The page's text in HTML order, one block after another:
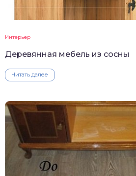
Интерьер
Деревянная мебель из сосны
Читать далее